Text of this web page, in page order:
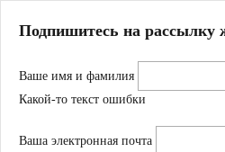
Магазин
Журнал
Школа
Подпишитесь на рассылку
Ваше имя и фамилия
Какой-то текст ошибки
Ваша электронная почта